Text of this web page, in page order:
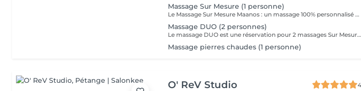
Massage Sur Mesure (1 personne)
Le Massage Sur Mesure Maanos : un massage 100% personnalisé en fonction de vos besoins et de vos envies !
Massage DUO (2 personnes)
Le massage DUO est une réservation pour 2 massages Sur Mesure, en même temps dans la même cabine. Les 2 personnes pourront personnaliser leurs massages en fonction de leurs envies. Possibilité de demander 2 cabines séparées en arrivant sur place.
Massage pierres chaudes (1 personne)
O' ReV Studio